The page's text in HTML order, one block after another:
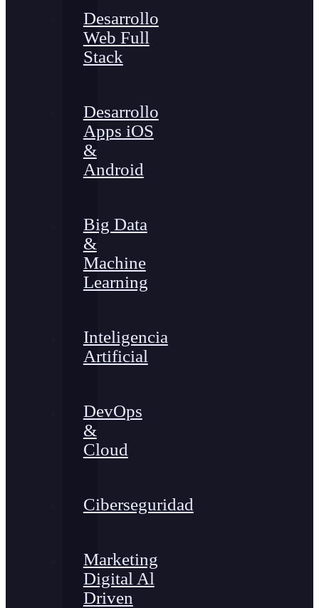
Desarrollo
Web Full
Stack
Desarrollo
Apps iOS
&
Android
Big Data
&
Machine
Learning
Inteligencia
Artificial
DevOps
&
Cloud
Ciberseguridad
Marketing
Digital Al
Driven